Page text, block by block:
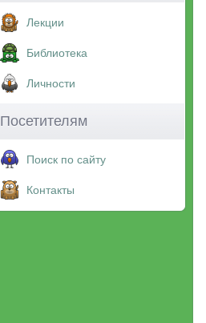
Лекции
Библиотека
Личности
Посетителям
Поиск по сайту
Контакты